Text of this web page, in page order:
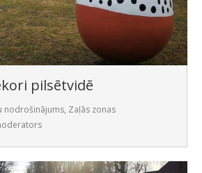
pilsētvidē
nodrošinājums, Zaļās zonas